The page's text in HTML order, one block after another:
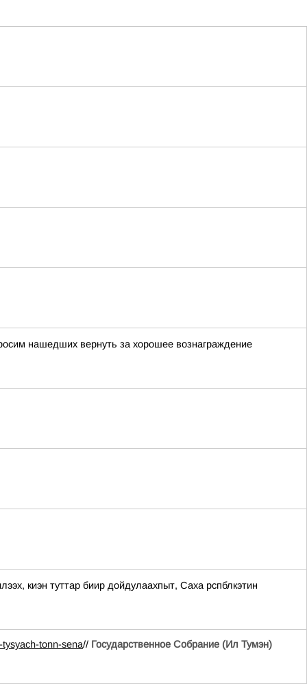
нашедших вернуть за хорошее вознаграждение
киэн туттар биир дойдулаахпыт, Саха рспблкэтин
tonn-sena// Государственное Собрание (Ил Тумэн)